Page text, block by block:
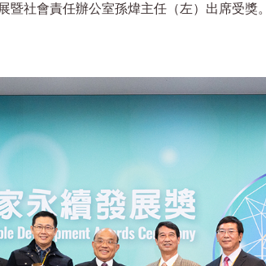
暨社會責任辦公室孫煒主任（左）出席受獎